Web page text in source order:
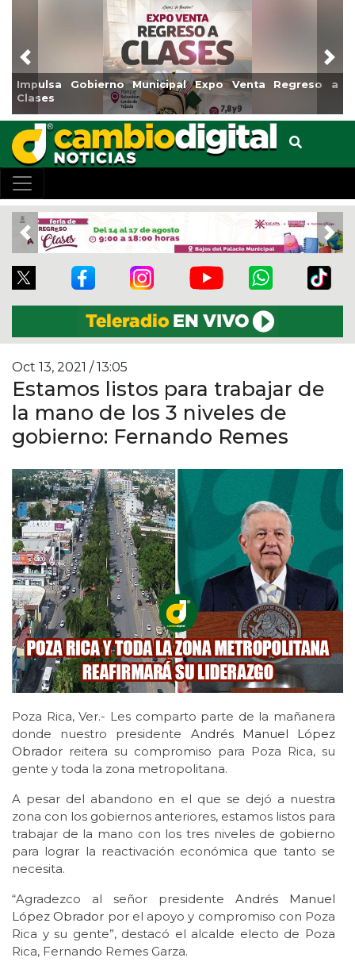
Gobierno Municipal Expo Venta Regreso a
Previous
Previous
Oct 13, 2021 / 13:05
Estamos listos para trabajar de
la mano de los 3 niveles de
gobierno: Fernando Remes
Poza Rica, Ver.- Les comparto parte de la mañanera
donde nuestro presidente Andrés Manuel López
Obrador reitera su compromiso para Poza Rica, su
gente y toda la zona metropolitana.
A pesar del abandono en el que se dejó a nuestra
zona con los gobiernos anteriores, estamos listos para
trabajar de la mano con los tres niveles de gobierno
para lograr la reactivación económica que tanto se
necesita.
“Agradezco al señor presidente Andrés Manuel
López Obrador por el apoyo y compromiso con Poza
Rica y su gente”, destacó el alcalde electo de Poza
Rica, Fernando Remes Garza.